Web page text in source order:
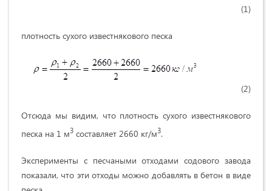
(1)
плотность сухого известнякового песка
(2)
Отсюда мы видим, что плотность сухого известнякового
песка на 1 м3 составляет 2660 кг/м3.
Эксперименты с песчаными отходами содового завода
показали, что эти отходы можно добавлять в бетон в виде